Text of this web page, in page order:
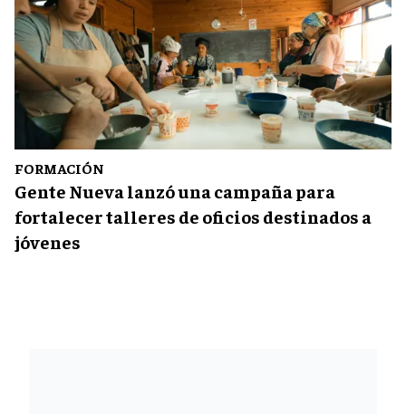
FORMACIÓN
Gente Nueva lanzó una campaña para
fortalecer talleres de oficios destinados a
jóvenes